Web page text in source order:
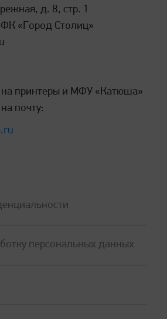
5% заполнении листа А4
ОС и ПО
д. 8, стр. 1
«Город Столиц»
на принтеры и МФУ «Катюша»
почту:
персональных данных